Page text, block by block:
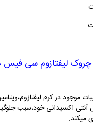
لیفتازوم سی
موجود در کرم
آنتی اکسیدانی خود،سبب
میکند.